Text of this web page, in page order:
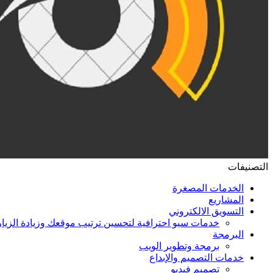
التصنيفات
الخدمات المصغرة
المشاريع
التسويق الالكتروني
خدمات سيو احترافية لتحسين ترتيب موقعك وزيادة
البرمجة
برمجة وتطوير الويب
خدمات التصميم والإبداع
تصميم فيديو